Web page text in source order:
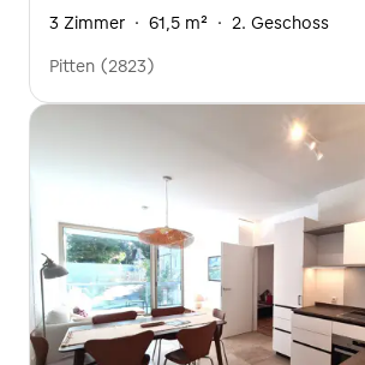
3 Zimmer · 61,5 m² · 2. Geschoss
Pitten (2823)